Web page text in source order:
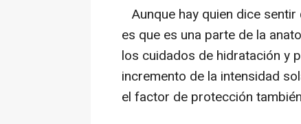
Aunque hay quien dice
es que es una parte de la
los cuidados de hidratación y
incremento de la intensidad
el factor de protección